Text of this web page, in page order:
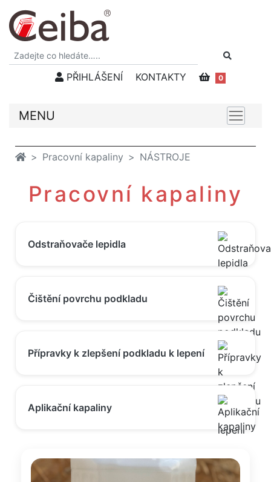
PŘIHLÁŠENÍ KONTAKTY 0
MENU
Pracovní kapaliny NÁSTROJE
Pracovní kapaliny
Odstraňovače lepidla
Čištění povrchu podkladu
Přípravky k zlepšení podkladu k lepení
Aplikační kapaliny